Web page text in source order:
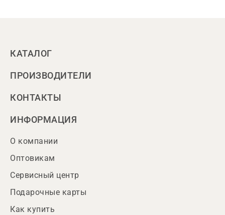
КАТАЛОГ
ПРОИЗВОДИТЕЛИ
КОНТАКТЫ
ИНФОРМАЦИЯ
О компании
Оптовикам
Сервисный центр
Подарочные карты
Как купить